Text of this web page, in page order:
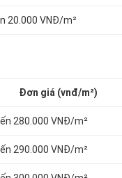
20.000 VNĐ/m²
Đơn giá (vnđ/m²)
280.000 VNĐ/m²
290.000 VNĐ/m²